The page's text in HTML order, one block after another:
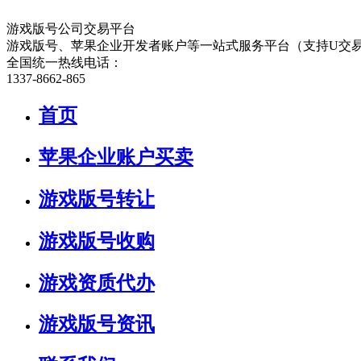
游戏版号公司交易平台
游戏版号、苹果企业开发者账户等一站式服务平台（支持U交
全国统一热线电话：
1337-8662-865
首页
苹果企业账户买卖
游戏版号转让
游戏版号收购
游戏资质代办
游戏版号资讯